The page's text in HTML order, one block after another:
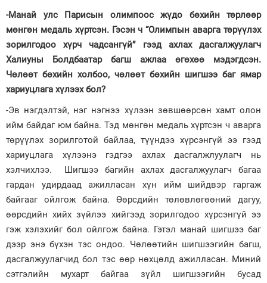
-Манай улс Парисын олимпоос жүдо бөхийн төрлөөр
мөнгөн медаль хүртсэн. Гэсэн ч “Олимпын аварга төрүүлэх
зорилгодоо хүрч чадсангүй” гээд ахлах дасгалжуулагч
Халиуны Болдбаатар багш ажлаа өгөхөө мэдэгдсэн.
Чөлөөт бөхийн холбоо, чөлөөт бөхийн шигшээ баг ямар
хариуцлага хүлээх бол?
-Эв нэгдэлтэй, нэг нэгнээ хүлээн зөвшөөрсөн хамт олон
ийм байдаг юм байна. Тэд мөнгөн медаль хүртсэн ч аварга
төрүүлэх зорилготой байлаа, түүндээ хүрсэнгүй ээ гээд
хариуцлага хүлээнэ гэдгээ ахлах дасгалжлуулагч нь
хэлчихлээ. Шигшээ багийн ахлах дасгалжуулагч багаа
гардан удирдаад ажилласан хүн ийм шийдвэр гаргаж
байгааг ойлгож байна. Өөрсдийн төлөвлөгөөний дагуу,
өөрсдийн хийх зүйлээ хийгээд зорилгодоо хүрсэнгүй ээ
гэж хэлэхийг бол ойлгож байна. Гэтэл манай шигшээ баг
дээр энэ бүхэн тэс ондоо. Чөлөөтийн шигшээгийн багш,
дасгалжуулагчид бол тэс өөр нөхцөлд ажилласан. Миний
сэтгэлийн мухарт байгаа зүйл шигшээгийн бусад